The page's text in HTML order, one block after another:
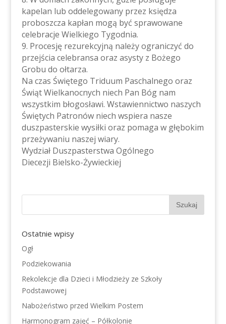
kapelan lub oddelegowany przez księdza
proboszcza kapłan mogą być sprawowane
celebracje Wielkiego Tygodnia.
9. Procesję rezurekcyjną należy ograniczyć do
przejścia celebransa oraz asysty z Bożego
Grobu do ołtarza.
Na czas Świętego Triduum Paschalnego oraz
Świąt Wielkanocnych niech Pan Bóg nam
wszystkim błogosławi. Wstawiennictwo naszych
Świętych Patronów niech wspiera nasze
duszpasterskie wysiłki oraz pomaga w głębokim
przeżywaniu naszej wiary.
Wydział Duszpasterstwa Ogólnego
Diecezji Bielsko-Żywieckiej
Ostatnie wpisy
Ogł
Podziekowania
Rekolekcje dla Dzieci i Młodzieży ze Szkoły
Podstawowej
Nabożeństwo przed Wielkim Postem
Harmonogram zajęć – Półkolonie